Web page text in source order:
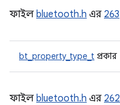
ফাইল bluetooth.h এর 263
bt_property_type_t প্রকার
ফাইল bluetooth.h এর 262